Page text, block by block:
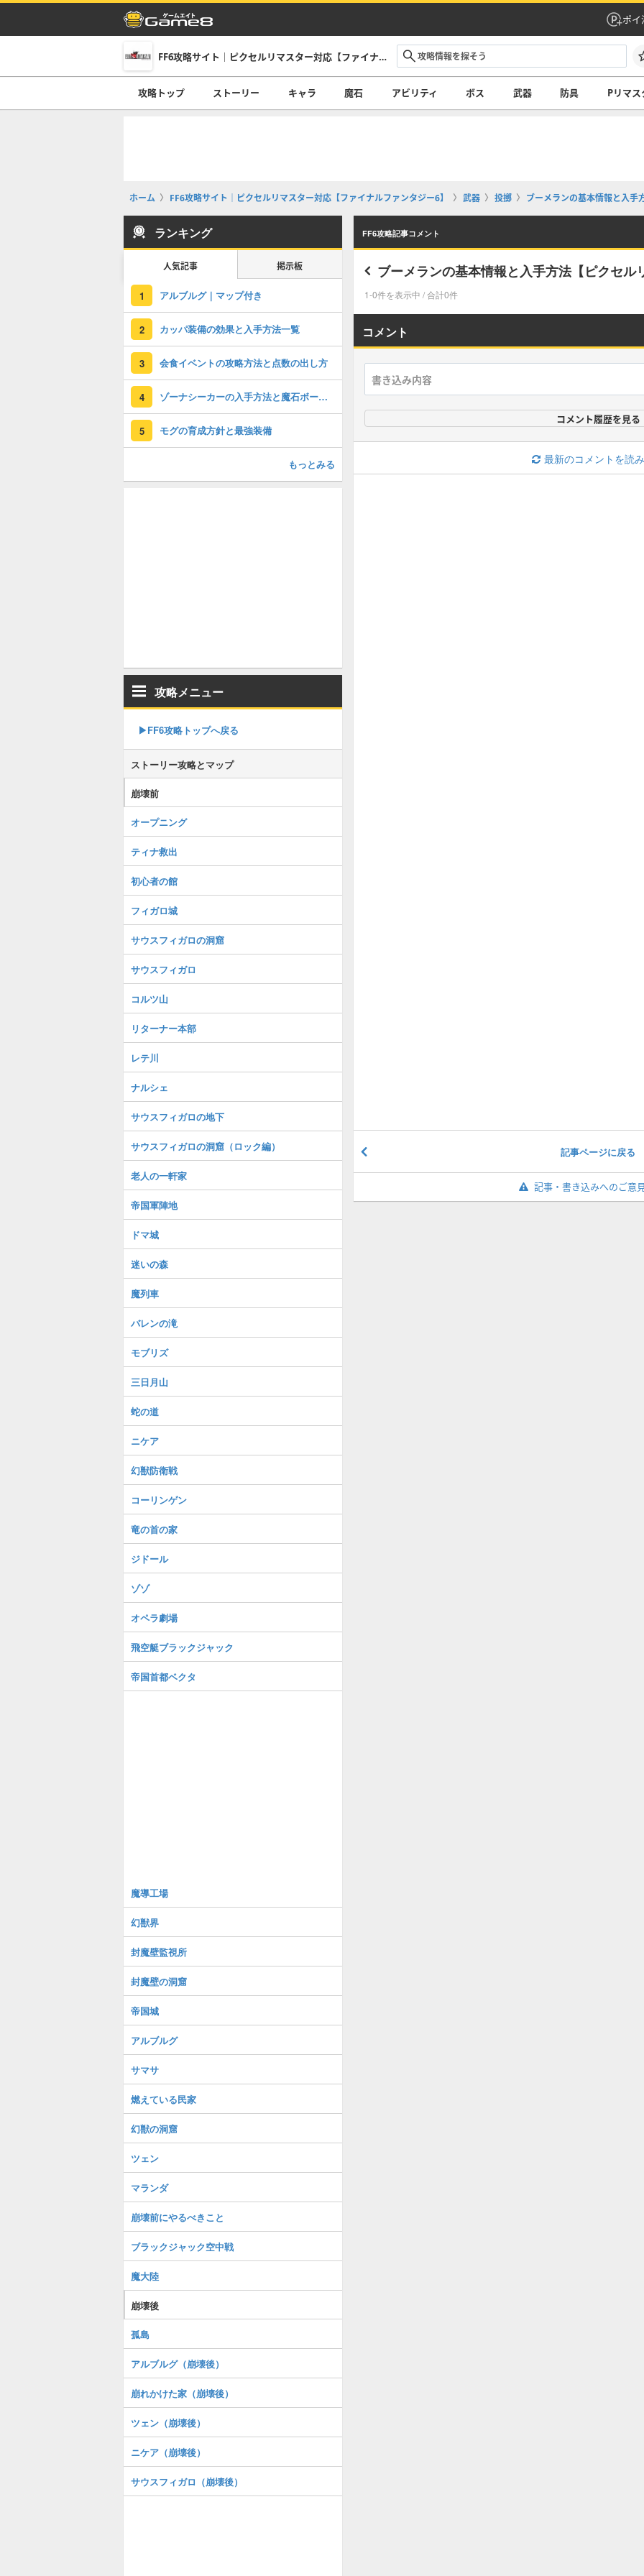
ポイ
FF6攻略サイト｜ピクセルリマスター対応【ファイナルファンタジー6】
攻略トップ ストーリー キャラ 魔石 アビリティ ボス 武器 防具 Pリマ
ホーム FF6攻略サイト｜ピクセルリマスター対応【ファイナルファンタジー6】 武器 投擲 ブーメランの基本情報と入手
FF6攻略記事コメント
ブーメランの基本情報と入手方法【ピクセル
1-0件を表示中 / 合計0件
コメント
コメント履歴を見る
最新のコメントを読
記事ページに戻る
記事・書き込みへのご意
ランキング
人気記事 掲示板
1 アルブルグ｜マップ付き
2 カッパ装備の効果と入手方法一覧
3 会食イベントの攻略方法と点数の出し方
4 ゾーナシーカーの入手方法と魔石ボーナス
5 モグの育成方針と最強装備
もっとみる
攻略メニュー
▶FF6攻略トップへ戻る
ストーリー攻略とマップ
崩壊前
オープニング
ティナ救出
初心者の館
フィガロ城
サウスフィガロの洞窟
サウスフィガロ
コルツ山
リターナー本部
レテ川
ナルシェ
サウスフィガロの地下
サウスフィガロの洞窟（ロック編）
老人の一軒家
帝国軍陣地
ドマ城
迷いの森
魔列車
バレンの滝
モブリズ
三日月山
蛇の道
ニケア
幻獣防衛戦
コーリンゲン
竜の首の家
ジドール
ゾゾ
オペラ劇場
飛空艇ブラックジャック
帝国首都ベクタ
魔導工場
幻獣界
封魔壁監視所
封魔壁の洞窟
帝国城
アルブルグ
サマサ
燃えている民家
幻獣の洞窟
ツェン
マランダ
崩壊前にやるべきこと
ブラックジャック空中戦
魔大陸
崩壊後
孤島
アルブルグ（崩壊後）
崩れかけた家（崩壊後）
ツェン（崩壊後）
ニケア（崩壊後）
サウスフィガロ（崩壊後）